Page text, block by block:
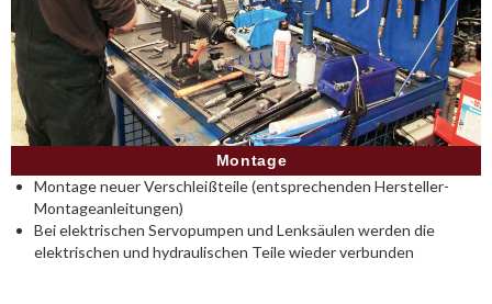
Montage
Montage neuer Verschleißteile (entsprechenden Hersteller-
Montageanleitungen)
Bei elektrischen Servopumpen und Lenksäulen werden die
elektrischen und hydraulischen Teile wieder verbunden